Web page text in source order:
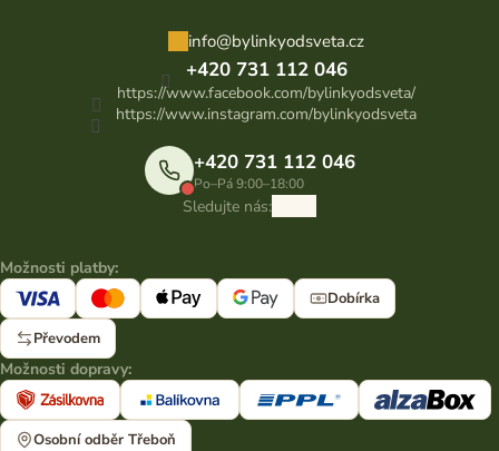
info@bylinkyodsveta.cz
+420 731 112 046
https://www.facebook.com/bylinkyodsveta/
https://www.instagram.com/bylinkyodsveta
+420 731 112 046
Po–Pá 9:00–18:00
Sledujte nás:
Možnosti platby:
Dobírka
Převodem
Možnosti dopravy:
Osobní odběr Třeboň